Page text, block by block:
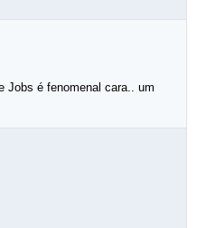
Jobs é fenomenal cara.. um